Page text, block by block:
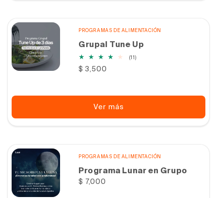
PROGRAMAS DE ALIMENTACIÓN
Grupal Tune Up
(11)11
Precio
$ 3,500
Ver más
PROGRAMAS DE ALIMENTACIÓN
Programa Lunar en Grupo
Precio
$ 7,000